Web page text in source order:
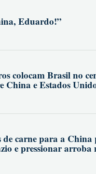
Eduardo!”
colocam Brasil no
China e Estados
de carne para a China
e pressionar arroba